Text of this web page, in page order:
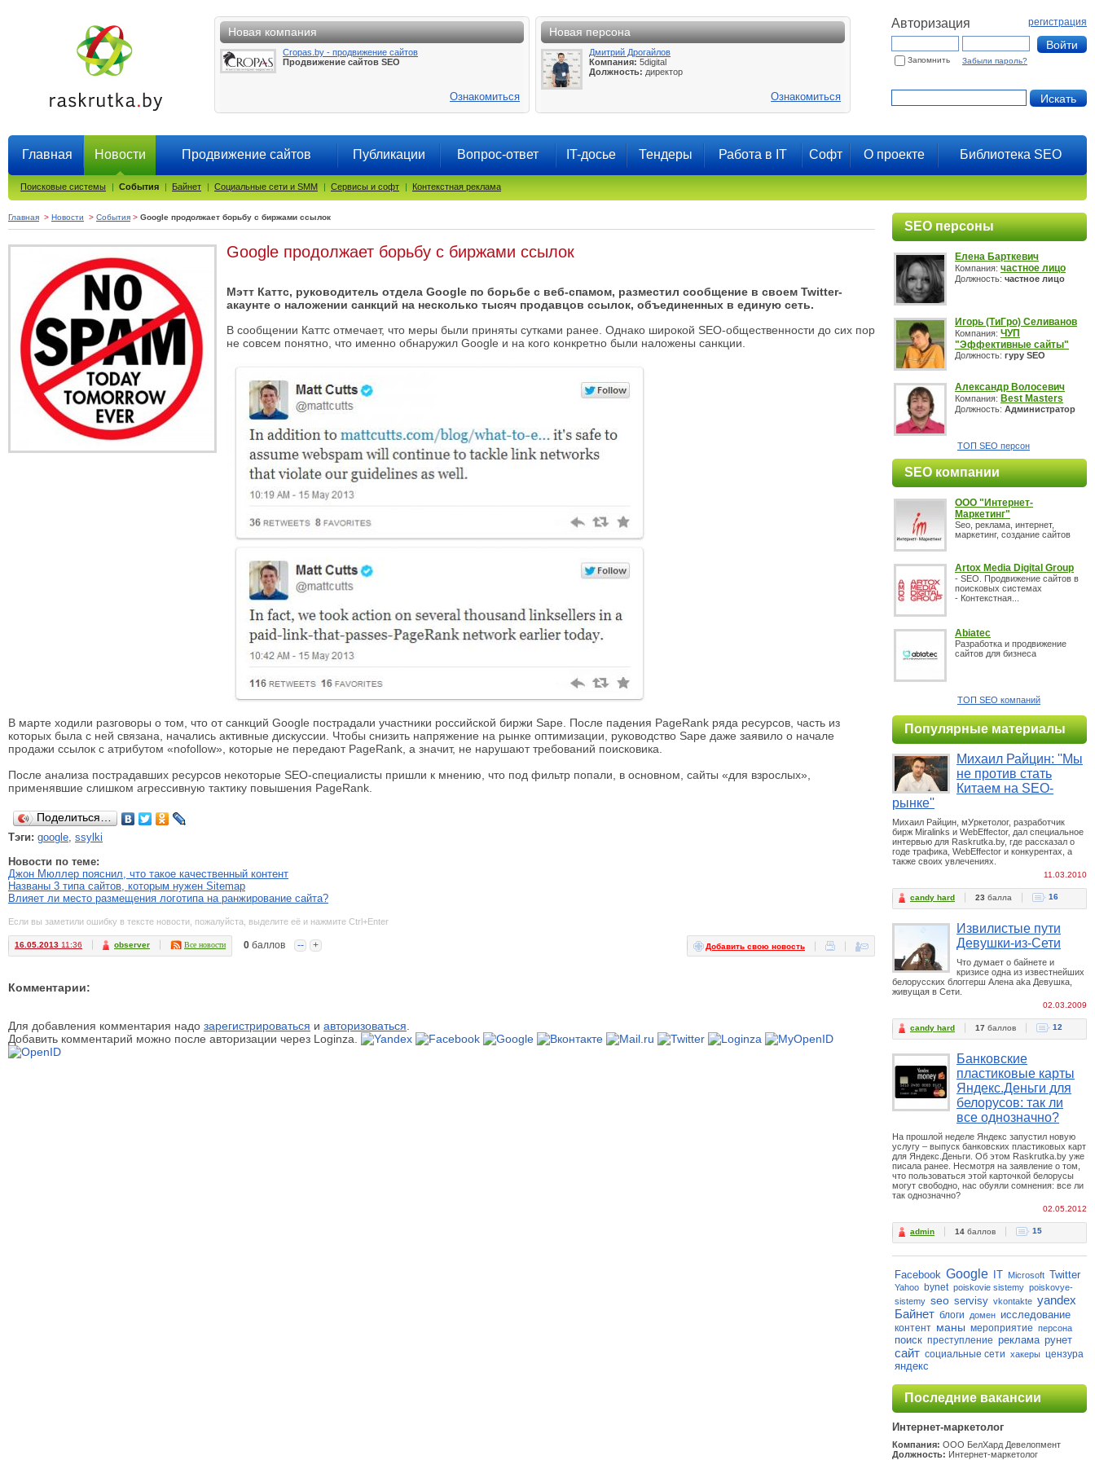
Новая компания
Cropas.by - продвижение сайтов
Продвижение сайтов SEO
Ознакомиться
Новая персона
Дмитрий Дрогайлов
Компания: 5digital
Должность: директор
Ознакомиться
Авторизация регистрация
Запомнить Забыли пароль?
Главная Новости Продвижение сайтов Публикации Вопрос-ответ IT-досье Тендеры Работа в IT Софт О проекте Библиотека SEO
Поисковые системы | События | Байнет | Социальные сети и SMM | Сервисы и софт | Контекстная реклама
Главная > Новости > События > Google продолжает борьбу с биржами ссылок
Google продолжает борьбу с биржами ссылок
Мэтт Каттс, руководитель отдела Google по борьбе с веб-спамом, разместил сообщение в своем Twitter-
акаунте о наложении санкций на несколько тысяч продавцов ссылок, объединенных в единую сеть.
В сообщении Каттс отмечает, что меры были приняты сутками ранее. Однако широкой SEO-общественности до сих пор
не совсем понятно, что именно обнаружил Google и на кого конкретно были наложены санкции.
В марте ходили разговоры о том, что от санкций Google пострадали участники российской биржи Sape. После падения PageRank ряда ресурсов, часть из
которых была с ней связана, начались активные дискуссии. Чтобы снизить напряжение на рынке оптимизации, руководство Sape даже заявило о начале
продажи ссылок с атрибутом «nofollow», которые не передают PageRank, а значит, не нарушают требований поисковика.
После анализа пострадавших ресурсов некоторые SEO-специалисты пришли к мнению, что под фильтр попали, в основном, сайты «для взрослых»,
применявшие слишком агрессивную тактику повышения PageRank.
Поделиться…
Тэги: google, ssylki
Новости по теме:
Джон Мюллер пояснил, что такое качественный контент
Названы 3 типа сайтов, которым нужен Sitemap
Влияет ли место размещения логотипа на ранжирование сайта?
Если вы заметили ошибку в тексте новости, пожалуйста, выделите её и нажмите Ctrl+Enter
16.05.2013 11:36 observer Все новости 0 баллов Добавить свою новость
-- +
Комментарии:
Для добавления комментария надо зарегистрироваться и авторизоваться
Добавить комментарий можно после авторизации через Loginza.
SEO персоны
Елена Барткевич
Компания: частное лицо
Должность: частное лицо
Игорь (ТиГро) Селиванов
Компания: ЧУП
"Эффективные сайты"
Должность: гуру SEO
Александр Волосевич
Компания: Best Masters
Должность: Администратор
ТОП SEO персон
SEO компании
OOO "Интернет-
Маркетинг"
Seo, реклама, интернет,
маркетинг, создание сайтов
Artox Media Digital Group
- SEO. Продвижение сайтов в
поисковых системах
- Контекстная...
Abiatec
Разработка и продвижение
сайтов для бизнеса
ТОП SEO компаний
Популярные материалы
Михаил Райцин: ''Мы
не против стать
Китаем на SEO-
рынке''
Михаил Райцин, мУркетолог, разработчик
бирж Miralinks и WebEffector, дал специальное
интервью для Raskrutka.by, где рассказал о
годе трафика, WebEffector и конкурентах, а
также своих увлечениях.
11.03.2010
candy hard 23 балла 16
Извилистые пути
Девушки-из-Сети
Что думает о байнете и
кризисе одна из известнейших
белорусских блоггерш Алена aka Девушка,
живущая в Сети.
02.03.2009
candy hard 17 баллов 12
Банковские
пластиковые карты
Яндекс.Деньги для
белорусов: так ли
все однозначно?
На прошлой неделе Яндекс запустил новую
услугу – выпуск банковских пластиковых карт
для Яндекс.Деньги. Об этом Raskrutka.by уже
писала ранее. Несмотря на заявление о том,
что пользоваться этой карточкой белорусы
могут свободно, нас обуяли сомнения: все ли
так однозначно?
02.05.2012
admin 14 баллов 15
Facebook Google IT Microsoft Twitter
Yahoo bynet poiskovie sistemy poiskovye-
sistemy seo servisy vkontakte yandex
Байнет блоги домен исследование
контент маны мероприятие персона
поиск преступление реклама рунет
сайт социальные сети хакеры цензура
яндекс
Последние вакансии
Интернет-маркетолог
Компания: ООО БелХард Девелопмент
Должность: Интернет-маркетолог